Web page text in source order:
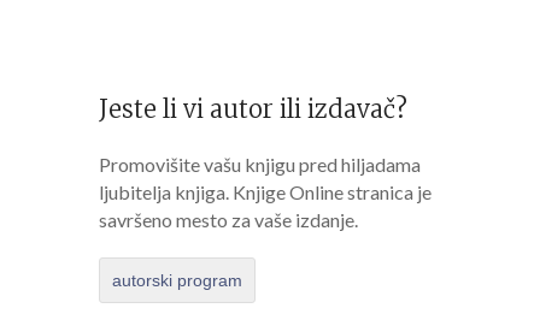
Jeste li vi autor ili izdavač?
Promovišite vašu knjigu pred hiljadama
ljubitelja knjiga. Knjige Online stranica je
savršeno mesto za vaše izdanje.
autorski program